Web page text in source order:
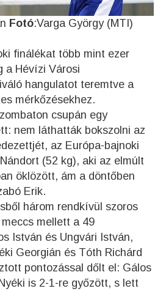
Fotó:Varga György (MTI)
finálékat több mint ezer
a Hévízi Városi
hangulatot teremtve a
mérkőzésekhez.
csupán egy
nem láthatták bokszolni az
az Európa-bajnoki
(52 kg), aki az elmúlt
öklözött, ám a döntőben
Erik.
három rendkívül szoros
mellett a 49
István és Ungvári István,
Georgián és Tóth Richárd
pontozással dőlt el: Gálos
is 2-1-re győzött, s lett